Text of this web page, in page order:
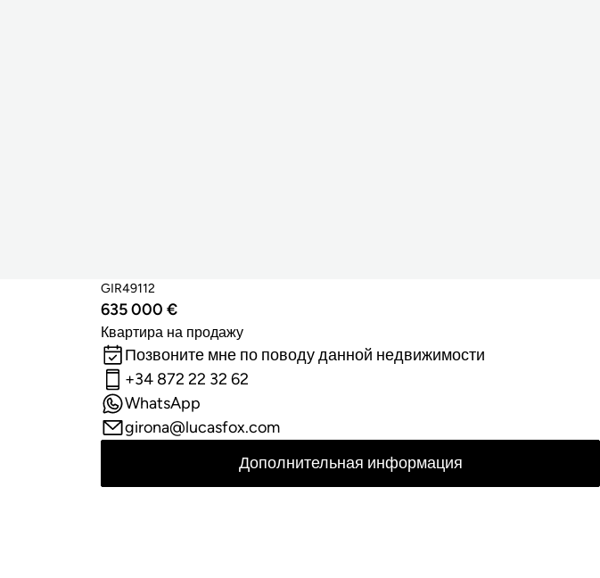
GIR49112
635 000 €
Квартира на продажу
Позвоните мне по поводу данной недвижимости
+34 872 22 32 62
WhatsApp
girona@lucasfox.com
Дополнительная информация